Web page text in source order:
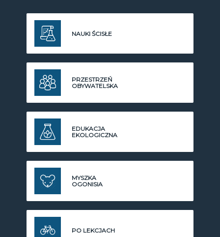
NAUKI ŚCISŁE
PRZESTRZEŃ
OBYWATELSKA
EDUKACJA
EKOLOGICZNA
MYSZKA
OGONISIA
PO LEKCJACH